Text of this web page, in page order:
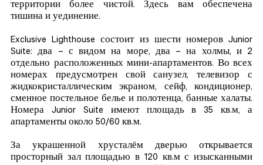
территории более чистой. Здесь вам обеспечена
тишина и уединение.
Exclusive Lighthouse состоит из шести номеров Junior
Suite: два – с видом на море, два – на холмы, и 2
отдельно расположенных мини-апартаментов. Во всех
номерах предусмотрен свой санузел, телевизор с
жидкокристаллическим экраном, сейф, кондиционер,
сменное постельное белье и полотенца, банные халаты.
Номера Junior Suite имеют площадь в 35 кв.м, а
апартаменты около 50/60 кв.м.
За украшенной хрусталём дверью открывается
просторный зал площадью в 120 кв.м с изысканными